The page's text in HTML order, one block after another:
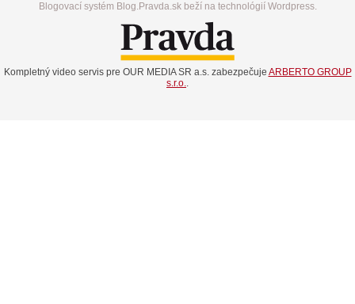
Blogovací systém Blog.Pravda.sk beží na technológií Wordpress.
Kompletný video servis pre OUR MEDIA SR a.s. zabezpečuje ARBERTO GROUP
s.r.o..